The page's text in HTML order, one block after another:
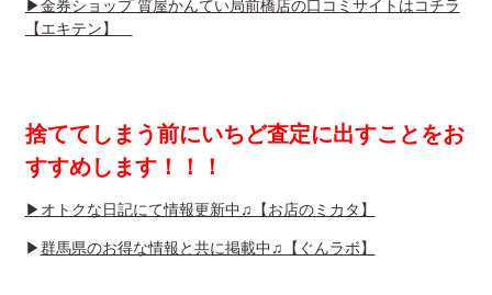
▶金券ショップ 質屋かんてい局前橋店の口コミサイトはコチラ
【エキテン】
捨ててしまう前にいちど査定に出すことをお
すすめします！！！
▶ オトクな日記にて情報更新中♫【お店のミカタ】
▶ 群馬県のお得な情報と共に掲載中♫【ぐんラボ】